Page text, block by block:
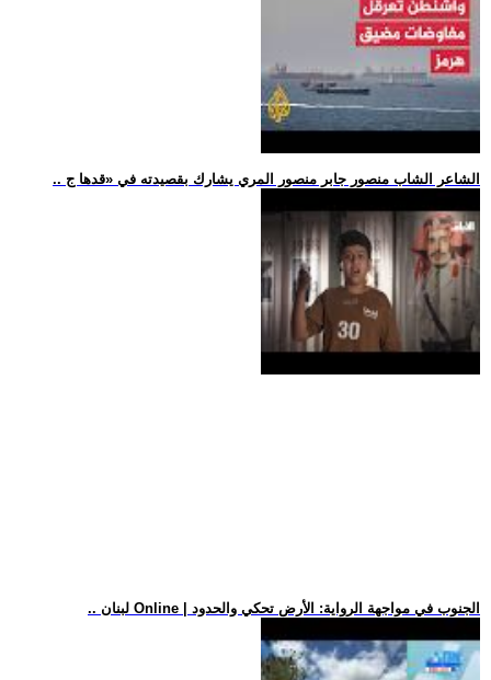
.. الشاعر الشاب منصور جابر منصور المري يشارك بقصيدته في «قدها ج
.. لبنان Online | الجنوب في مواجهة الرواية: الأرض تحكي والحدود